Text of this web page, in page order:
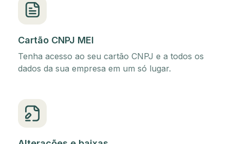
Cartão CNPJ MEI
Tenha acesso ao seu cartão CNPJ e a todos os
dados da sua empresa em um só lugar.